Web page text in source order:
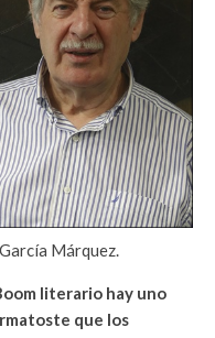
Márquez.
literario hay uno
que los